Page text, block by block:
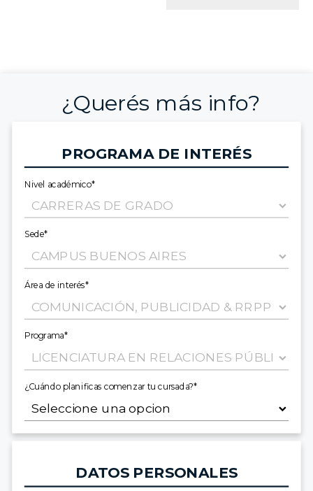
¿Querés más info?
PROGRAMA DE INTERÉS
Nivel académico*
Sede*
Área de interés*
Programa*
¿Cuándo planificas comenzar tu cursada?*
DATOS PERSONALES